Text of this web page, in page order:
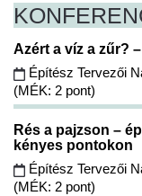
Azért a víz a zűr?
Építész Tervezői
(MÉK: 2 pont)
Rés a pajzson –
kényes pontokon
Építész Tervezői
(MÉK: 2 pont)